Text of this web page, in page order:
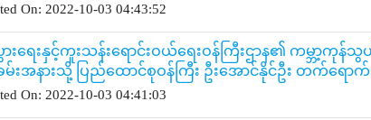
On: 2022-10-03 04:43:52
ားရေးနှင့်ကူးသန်းရောင်းဝယ်ရေးဝန်ကြီးဌာန၏ ကမ္ဘာ့
းအနားသို့ ပြည်ထောင်စုဝန်ကြီး ဦးအောင်နိုင်ဦး တက်ရောက်
On: 2022-10-03 04:41:03